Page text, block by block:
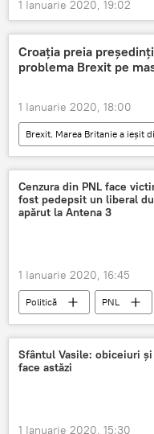
1 Ianuarie 2020, 19:02
Croația preia
problema Brexit pe
1 Ianuarie 2020, 18:00
Brexit. Marea Britanie a ieșit
Internaţional
Cenzura din PNL face
fost pedepsit un liberal
apărut la Antena 3
1 Ianuarie 2020, 16:45
Politică PNL
Sfântul Vasile: obiceiuri
face astăzi
1 Ianuarie 2020, 15:30